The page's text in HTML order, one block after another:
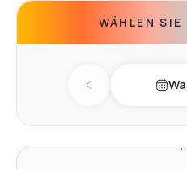
WÄHLEN
Previous day